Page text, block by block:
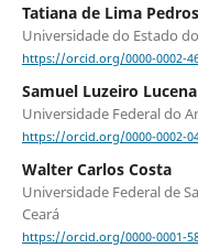
Tatiana de Lima
Universidade do Estado
https://orcid.org/0000-0002-
Samuel Luzeiro
Universidade Federal do
https://orcid.org/0000-0002-
Walter Carlos Costa
Universidade Federal de
Ceará
https://orcid.org/0000-0001-